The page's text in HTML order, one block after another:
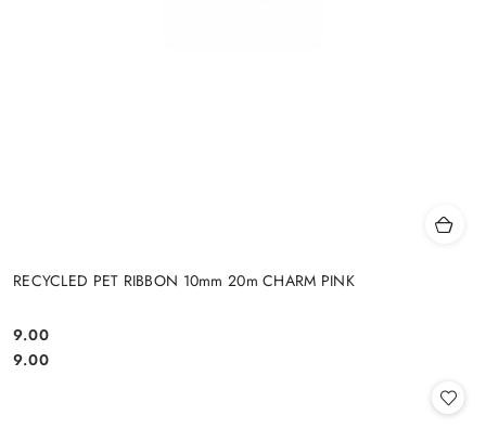
RECYCLED PET RIBBON 10mm 20m CHARM PINK
Cena:
9.00
Cena:
9.00